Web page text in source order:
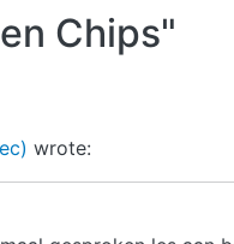
Chips"
wrote: